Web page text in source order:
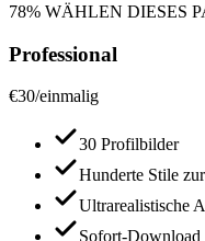
78% WÄHLEN DIESES
Professional
€30/einmalig
30 Profilbilder
Hunderte Stile
Ultrarealistische
Sofort-Download